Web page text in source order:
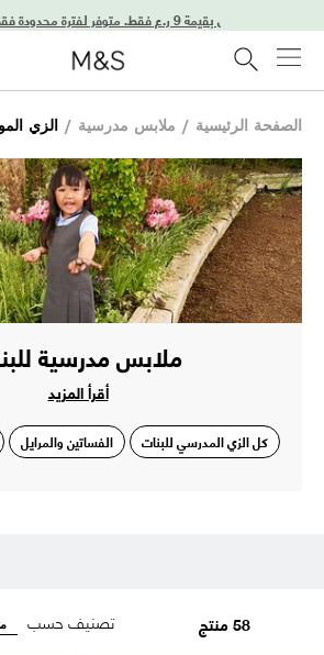
الصفحة الرئيسية / ملابس مدرسية / الزي
ملابس مدرسية
أقرأ المزيد
كل الزي المدرسي للبنات الفساتين والمرايل
58 منتج تصنيف حسب